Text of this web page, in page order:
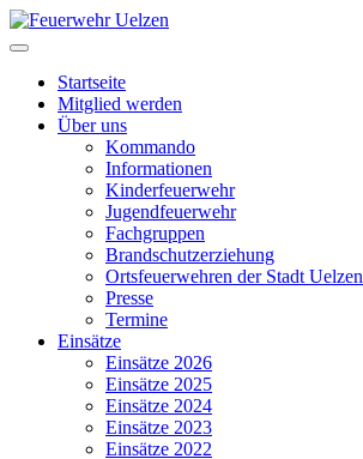
Startseite
Mitglied werden
Über uns
Kommando
Informationen
Kinderfeuerwehr
Jugendfeuerwehr
Fachgruppen
Brandschutzerziehung
Ortsfeuerwehren der Stadt Uelzen
Presse
Termine
Einsätze
Einsätze 2026
Einsätze 2025
Einsätze 2024
Einsätze 2023
Einsätze 2022